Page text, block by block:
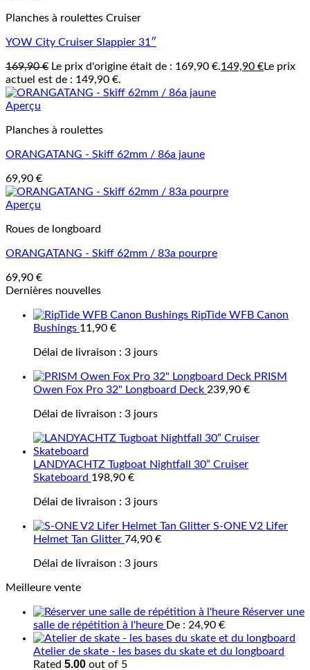
Planches à roulettes Cruiser
YOW City Cruiser Slappier 31″
169,90€ Le prix d'origine était de : 169,90 €.149,90 €Le prix
actuel est de : 149,90 €.
Aperçu
Planches à roulettes
ORANGATANG - Skiff 62mm / 86a jaune
69,90 €
Aperçu
Roues de longboard
ORANGATANG - Skiff 62mm / 83a pourpre
69,90 €
Dernières nouvelles
RipTide WFB Canon
Bushings 11,90 €
Délai de livraison : 3 jours
PRISM
Owen Fox Pro 32" Longboard Deck 239,90 €
Délai de livraison : 3 jours
LANDYACHTZ Tugboat Nightfall 30” Cruiser
Skateboard 198,90 €
Délai de livraison : 3 jours
S-ONE V2 Lifer
Helmet Tan Glitter 74,90 €
Délai de livraison : 3 jours
Meilleure vente
Réserver une
salle de répétition à l'heure De : 24,90 €
Atelier de skate - les bases du skate et du longboard
Rated 5.00 out of 5